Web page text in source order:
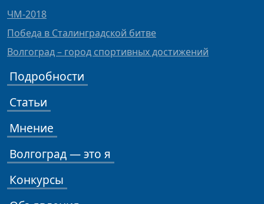
ЧМ-2018
Победа в Сталинградской битве
Волгоград – город спортивных достижений
Подробности
Статьи
Мнение
Волгоград — это я
Конкурсы